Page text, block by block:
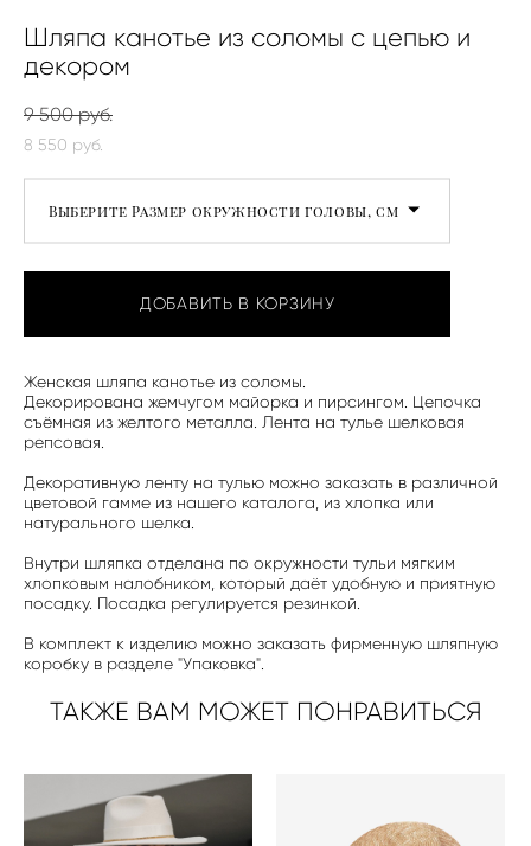
Шляпа канотье из соломы с цепью и
декором
9 500 pуб.
8 550 pуб.
Выберите Размер окружности головы, см
ДОБАВИТЬ В КОРЗИНУ
Женская шляпа канотье из соломы.
Декорирована жемчугом майорка и пирсингом. Цепочка
съёмная из желтого металла. Лента на тулье шелковая
репсовая.
Декоративную ленту на тулью можно заказать в различной
цветовой гамме из нашего каталога, из хлопка или
натурального шелка.
Внутри шляпка отделана по окружности тульи мягким
хлопковым налобником, который даёт удобную и приятную
посадку. Посадка регулируется резинкой.
В комплект к изделию можно заказать фирменную шляпную
коробку в разделе "Упаковка".
ТАКЖЕ ВАМ МОЖЕТ ПОНРАВИТЬСЯ